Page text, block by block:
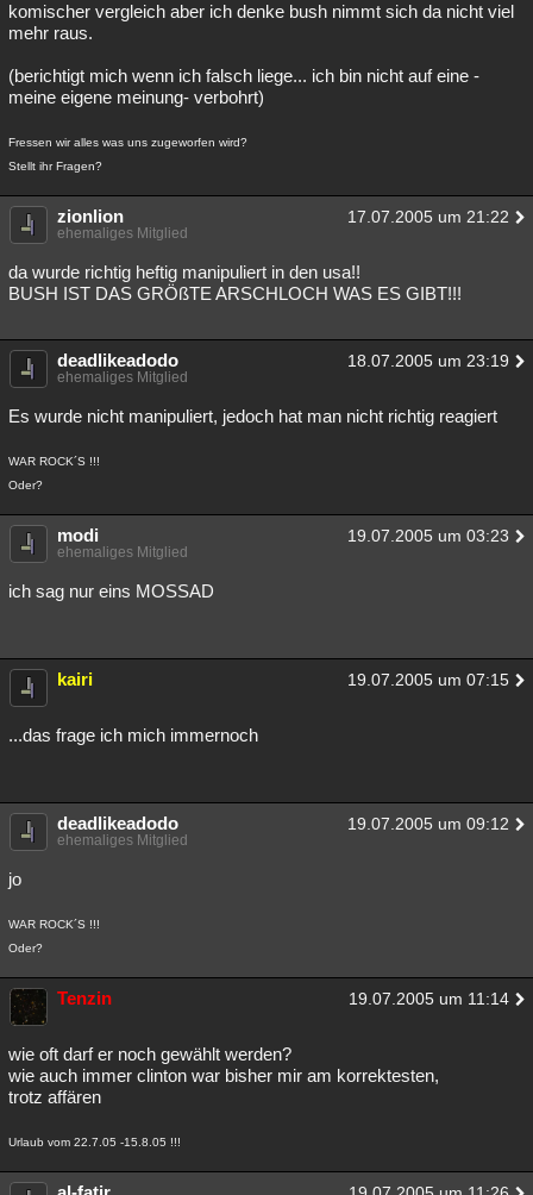
komischer vergleich aber ich denke bush nimmt sich da nicht viel
mehr raus.
(berichtigt mich wenn ich falsch liege... ich bin nicht auf eine -
meine eigene meinung- verbohrt)
Fressen wir alles was uns zugeworfen wird?
Stellt ihr Fragen?
zionlion 17.07.2005 um 21:22
ehemaliges Mitglied
da wurde richtig heftig manipuliert in den usa!!
BUSH IST DAS GRÖßTE ARSCHLOCH WAS ES GIBT!!!
deadlikeadodo 18.07.2005 um 23:19
ehemaliges Mitglied
Es wurde nicht manipuliert, jedoch hat man nicht richtig reagiert
WAR ROCK´S !!!
Oder?
modi 19.07.2005 um 03:23
ehemaliges Mitglied
ich sag nur eins MOSSAD
kairi 19.07.2005 um 07:15
...das frage ich mich immernoch
deadlikeadodo 19.07.2005 um 09:12
ehemaliges Mitglied
jo
WAR ROCK´S !!!
Oder?
Tenzin 19.07.2005 um 11:14
wie oft darf er noch gewählt werden?
wie auch immer clinton war bisher mir am korrektesten,
trotz affären
Urlaub vom 22.7.05 -15.8.05 !!!